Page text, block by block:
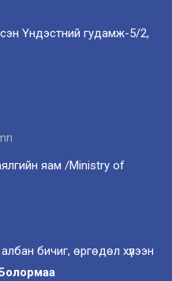
Үндэстний гудамж-5/2,
яам /Ministry of
бичиг, өргөдөл хүлээн